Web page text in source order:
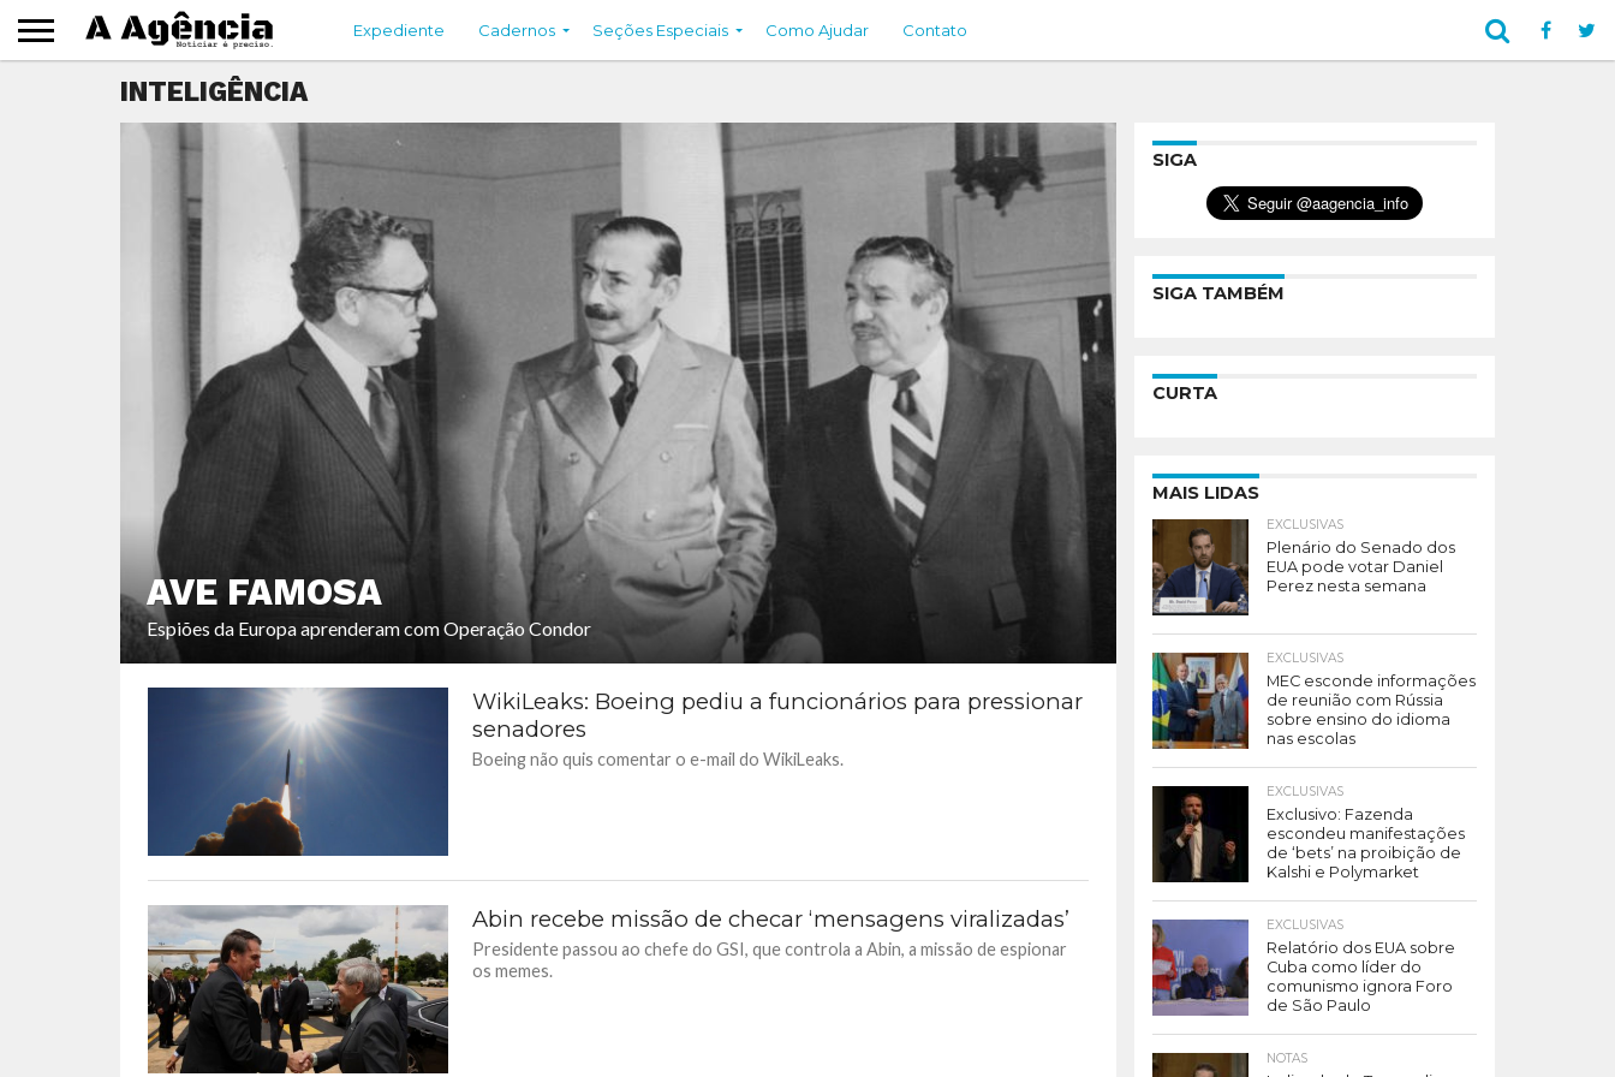
Expediente Cadernos Seções Especiais Como Ajudar Contato
INTELIGÊNCIA
AVE FAMOSA
Espiões da Europa aprenderam com Operação Condor
WikiLeaks: Boeing pediu a funcionários para pressionar
senadores
Boeing não quis comentar o e-mail do WikiLeaks.
Abin recebe missão de checar ‘mensagens viralizadas’
Presidente passou ao chefe do GSI, que controla a Abin, a missão de espionar
os memes.
SIGA
SIGA TAMBÉM
CURTA
MAIS LIDAS
EXCLUSIVAS
Plenário do Senado dos
EUA pode votar Daniel
Perez nesta semana
EXCLUSIVAS
MEC esconde informações
de reunião com Rússia
sobre ensino do idioma
nas escolas
EXCLUSIVAS
Exclusivo: Fazenda
escondeu manifestações
de ‘bets’ na proibição de
Kalshi e Polymarket
EXCLUSIVAS
Relatório dos EUA sobre
Cuba como líder do
comunismo ignora Foro
de São Paulo
NOTAS